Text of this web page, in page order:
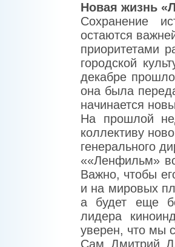
Новая жизнь
Сохранение
остаются
приоритетами
городской
декабре
она была
начинается
На прошлой
коллективу
генерального
««Ленфильм»
Важно, чтобы
и на мировых
а будет еще
лидера
уверен, что мы
Сам Дмитрий